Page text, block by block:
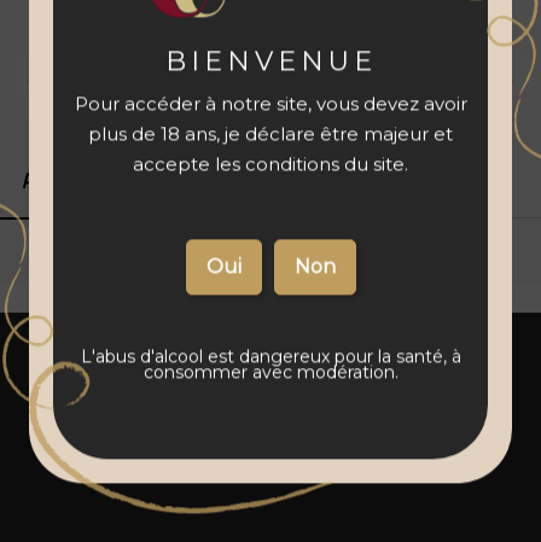
Livraison 48 à 72 h Vins français Paiement sécurisé
Produits associés
BIENVENUE
Pour accéder à notre site, vous devez avoir
plus de 18 ans, je déclare être majeur et
accepte les conditions du site.
L'abus d'alcool est dangereux pour la santé, à
consommer avec modération.